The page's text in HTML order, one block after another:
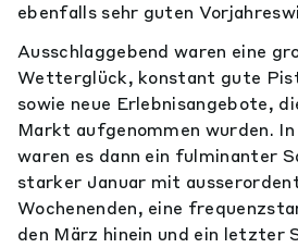
ebenfalls sehr guten
Ausschlaggebend waren eine
Wetterglück, konstant gute
sowie neue Erlebnisangebote,
Markt aufgenommen wurden.
waren es dann ein fulminanter
starker Januar mit
Wochenenden, eine
den März hinein und ein letzter